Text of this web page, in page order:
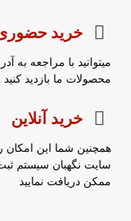
خرید
میتوانید با مراجعه
محصولات ما بازدید
خرید آنلاین
همچنین شما این امکان
سایت نگهبان سیستم
ممکن دریافت نمایید